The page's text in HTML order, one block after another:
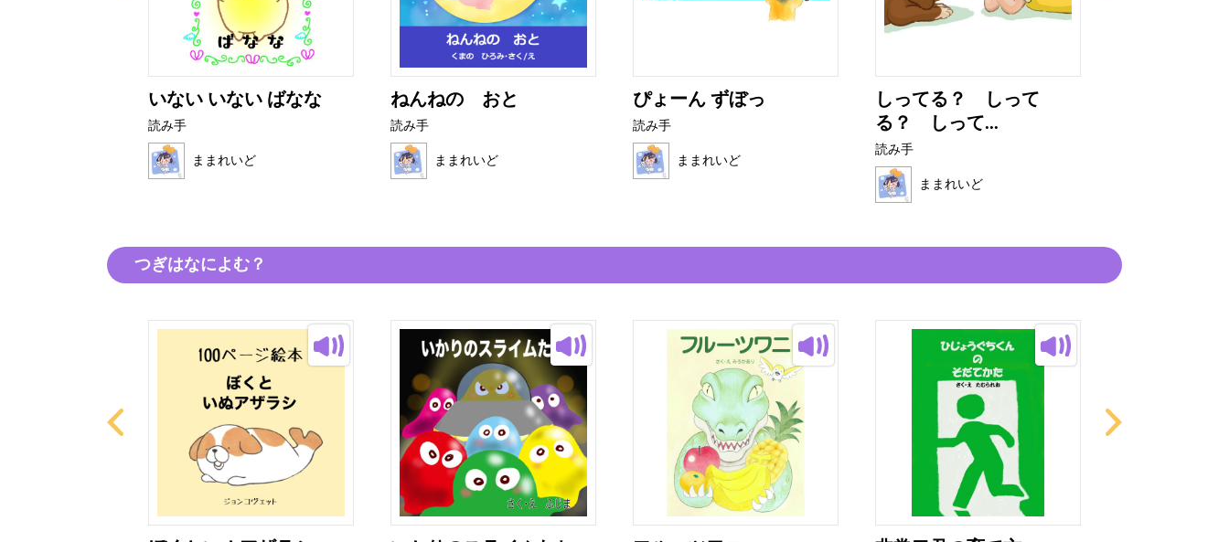
いない いない ばなな
読み手
ままれいど
ねんねの おと
読み手
ままれいど
ぴょーん ずぼっ
読み手
ままれいど
しってる？ しって
る？ しって...
読み手
ままれいど
つぎはなによむ？